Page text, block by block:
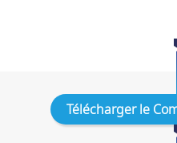
Télécharger le